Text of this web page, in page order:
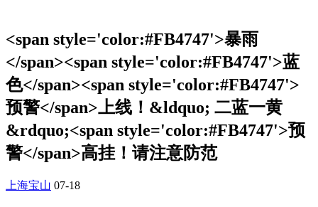
<span style='color:#FB4747'>暴雨
</span><span style='color:#FB4747'>蓝
色</span><span style='color:#FB4747'>
预警</span>上线！&ldquo; 二蓝一黄
&rdquo;<span style='color:#FB4747'>预
警</span>高挂！请注意防范
上海宝山 07-18